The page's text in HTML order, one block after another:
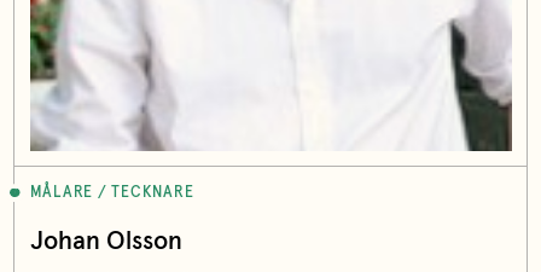
MÅLARE / TECKNARE
Johan Olsson